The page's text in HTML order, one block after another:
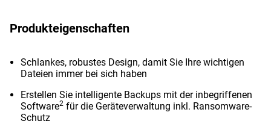
Produkteigenschaften
Schlankes, robustes Design, damit Sie Ihre wichtigen
Dateien immer bei sich haben
Erstellen Sie intelligente Backups mit der inbegriffenen
Software2 für die Geräteverwaltung inkl. Ransomware-
Schutz